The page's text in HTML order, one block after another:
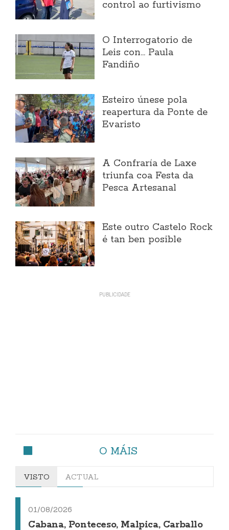
control ao furtivismo
O Interrogatorio de
Leis con... Paula
Fandiño
Esteiro únese pola
reapertura da Ponte de
Evaristo
A Confraría de Laxe
triunfa coa Festa da
Pesca Artesanal
Este outro Castelo Rock
é tan ben posible
O MÁIS
VISTO ACTUAL
01/08/2026
Cabana, Ponteceso, Malpica, Carballo